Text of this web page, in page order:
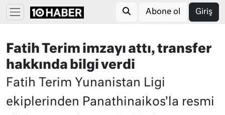
Abone ol Giriş
Fatih Terim imzayı attı, transfer
hakkında bilgi verdi
Fatih Terim Yunanistan Ligi
ekiplerinden Panathinaikos'la resmi